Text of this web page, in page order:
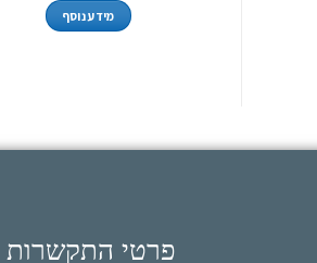
מידע נוסף
פרטי התקשרות